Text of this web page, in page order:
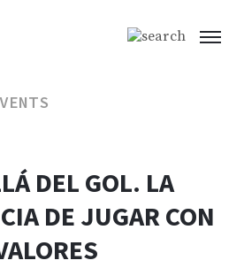
DEL GOL. LA
DE JUGAR CON